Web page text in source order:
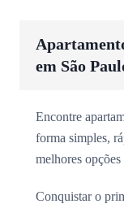
em São
Encontre
forma simples,
melhores
Conquistar o